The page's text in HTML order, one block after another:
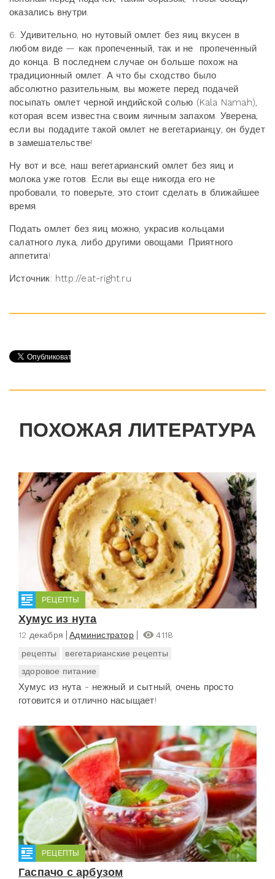
оказались внутри.
6. Удивительно, но нутовый омлет без яиц вкусен в
любом виде — как пропеченный, так и не пропеченный
до конца. В последнем случае он больше похож на
традиционный омлет. А что бы сходство было
абсолютно разительным, вы можете перед подачей
посыпать омлет черной индийской солью (Kala Namah),
которая всем известна своим яичным запахом. Уверена,
если вы подадите такой омлет не вегетарианцу, он будет
в замешательстве!
Ну вот и все, наш вегетарианский омлет без яиц и
молока уже готов. Если вы еще никогда его не
пробовали, то поверьте, это стоит сделать в ближайшее
время.
Подать омлет без яиц можно, украсив кольцами
салатного лука, либо другими овощами. Приятного
аппетита!
Источник: http://eat-right.ru
ПОХОЖАЯ ЛИТЕРАТУРА
РЕЦЕПТЫ
Хумус из нута
12 декабря Администратор
4118
рецепты
вегетарианские рецепты
здоровое питание
Хумус из нута - нежный и сытный, очень просто
готовится и отлично насыщает!
РЕЦЕПТЫ
Гаспачо с арбузом